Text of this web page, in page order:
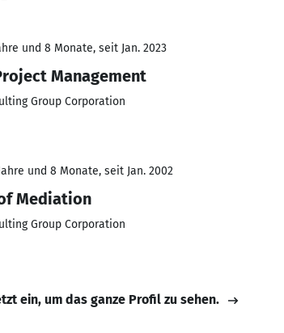
und 8 Monate, seit Jan. 2023
Management
Group Corporation
und 8 Monate, seit Jan. 2002
Mediation
Group Corporation
ein, um das ganze Profil zu sehen.